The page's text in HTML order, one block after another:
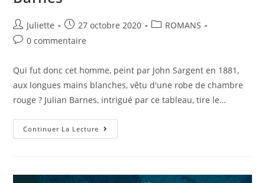
Juliette 27 octobre 2020
ROMANS
0 commentaire
Qui fut donc cet homme, peint par John Sargent en 1881,
aux longues mains blanches, vêtu d'une robe de chambre
rouge ? Julian Barnes, intrigué par ce tableau, tire le…
Continuer La Lecture